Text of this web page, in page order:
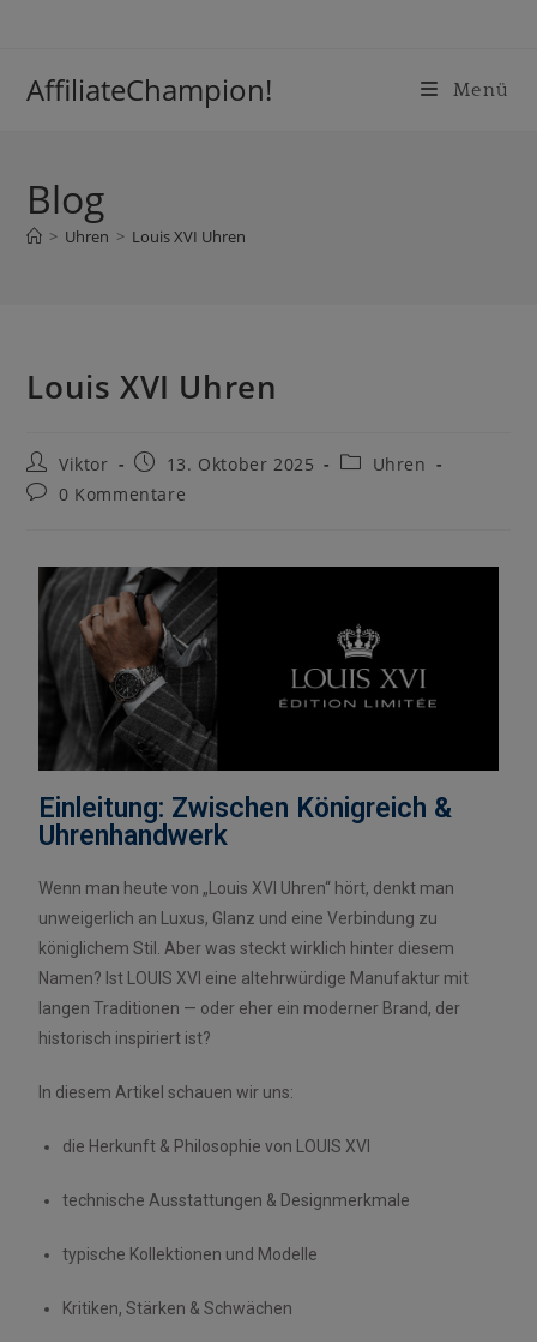
AffiliateChampion! Menü
Blog
> Uhren > Louis XVI Uhren
Louis XVI Uhren
Viktor 13. Oktober 2025
Uhren
0 Kommentare
Einleitung: Zwischen Königreich &
Uhrenhandwerk
Wenn man heute von „Louis XVI Uhren“ hört, denkt man
unweigerlich an Luxus, Glanz und eine Verbindung zu
königlichem Stil. Aber was steckt wirklich hinter diesem
Namen? Ist LOUIS XVI eine altehrwürdige Manufaktur mit
langen Traditionen — oder eher ein moderner Brand, der
historisch inspiriert ist?
In diesem Artikel schauen wir uns:
die Herkunft & Philosophie von LOUIS XVI
technische Ausstattungen & Designmerkmale
typische Kollektionen und Modelle
Kritiken, Stärken & Schwächen